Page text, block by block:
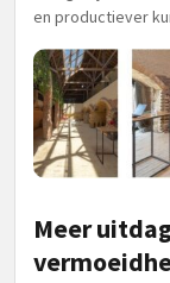
en productiever
Meer